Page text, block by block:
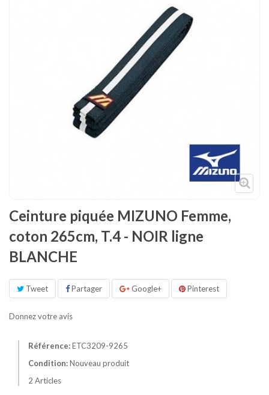
Décoration
Ceinture piquée MIZUNO Femme,
coton 265cm, T.4 - NOIR ligne
BLANCHE
Tweet Partager Google+ Pinterest
Donnez votre avis
Référence:ETC3209-9265
Condition:Nouveau produit
2 Articles